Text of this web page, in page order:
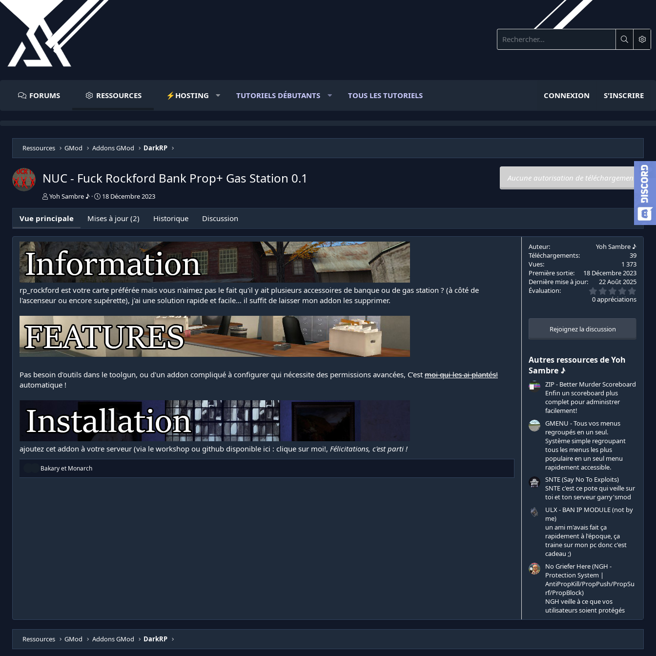
FORUMS RESSOURCES ⚡️HOSTING TUTORIELS DÉBUTANTS TOUS LES TUTORIELS CONNEXION S'INSCRIRE
Ressources GMod Addons GMod DarkRP
NUC - Fuck Rockford Bank Prop+ Gas Station 0.1 Aucune autorisation de téléchargement
A
e
u
r
Yoh Sambre ♪
D
e
d
e
c
r
a
t
i
o
18 Décembre 2023
Vue principale Mises à jour (2) Historique Discussion
rp_rockford est votre carte préférée mais vous n'aimez pas le fait qu'il y ait plusieurs accessoires de banque ou de gas station ? (à côté de
l'ascenseur ou encore supérette), j'ai une solution rapide et facile... il suffit de laisser mon addon les supprimer.
Pas besoin d'outils dans le toolgun, ou d'un addon compliqué à configurer qui nécessite des permissions avancées, C’est moi qui les ai plantés!
automatique !
ajoutez cet addon à votre serveur (via le workshop ou github disponible ici : clique sur moi!, Félicitations, c'est parti !
R
Bakaryet Monarch
Auteur
Yoh Sambre ♪
Téléchargements
39
Vues
1 373
Première sortie
18 Décembre 2023
Dernière mise à jour
22 Août 2025
Évaluation
.
0 appréciations
Rejoignez la discussion
Autres ressources de Yoh
Sambre ♪
ZIP - Better Murder Scoreboard
Enfin un scoreboard plus
complet pour administrer
facilement!
GMENU - Tous vos menus
regroupés en un seul.
Système simple regroupant
tous les menus les plus
populaire en un seul menu
rapidement accessible.
SNTE (Say No To Exploits)
SNTE c'est ce pote qui veille sur
toi et ton serveur garry'smod
ULX - BAN IP MODULE (not by
me)
un ami m'avais fait ça
rapidement à l'époque, ça
traine sur mon pc donc c'est
cadeau ;)
No Griefer Here (NGH -
Protection System |
AntiPropKill/PropPush/PropSu
rf/PropBlock)
NGH veille à ce que vos
utilisateurs soient protégés
Ressources GMod Addons GMod DarkRP